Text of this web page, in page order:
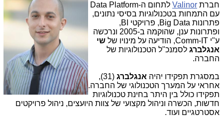
חברת Valinor לתחום ה-Data Platform
עם התמחות בטכנולוגיות בסיסי נתונים,
פתרונות Big Data, פרויקטי BI
,
ופתרונות ענן, שהוקמה ב-2005 ונרכשה
ע"י Comm-IT, הודיעה על מינויו של שי
אנגלברג לסמנכ"ל הטכנולוגיות של
החברה.
במסגרת תפקידו יהיה אנגלברג
(31),
אחראי על המערך הטכנולוגי של החברה.
תפקידו כולל בין היתר בחינת טכנולוגיות
חדשות, הכשרה וניהול מקצועי של צוות היועצים, ניהול פרויקטים
אסטרטגיים ועוד.